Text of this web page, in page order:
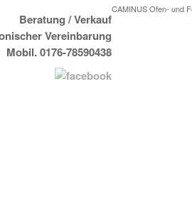
CAMINUS Ofen- und
Beratung / Verkauf
Vereinbarung
Mobil. 0176-78590438